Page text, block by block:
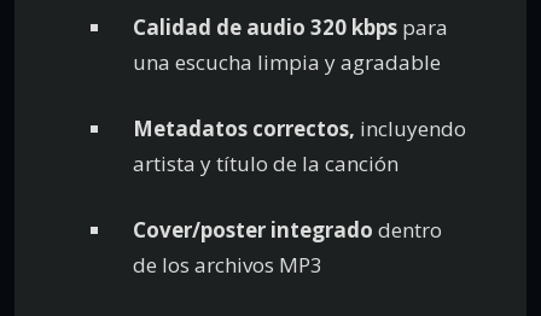
Calidad de audio 320 kbps para
una escucha limpia y agradable
Metadatos correctos, incluyendo
artista y título de la canción
Cover/poster integrado dentro
de los archivos MP3